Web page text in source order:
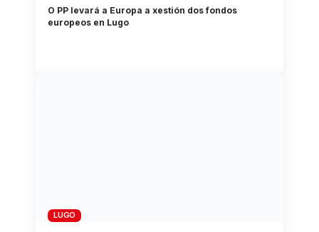
O PP levará a Europa a xestión dos fondos
europeos en Lugo
LUGO